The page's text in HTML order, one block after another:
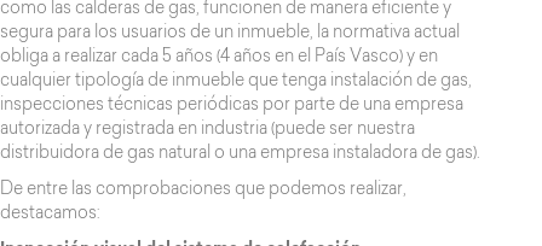
como las calderas de gas, funcionen de manera eficiente y
segura para los usuarios de un inmueble, la normativa actual
obliga a realizar cada 5 años (4 años en el País Vasco) y en
cualquier tipología de inmueble que tenga instalación de gas,
inspecciones técnicas periódicas por parte de una empresa
autorizada y registrada en industria (puede ser nuestra
distribuidora de gas natural o una empresa instaladora de gas).
De entre las comprobaciones que podemos realizar,
destacamos: